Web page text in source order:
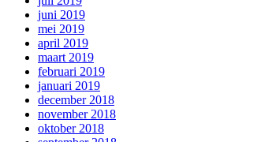
juni 2019
mei 2019
april 2019
maart 2019
februari 2019
januari 2019
december 2018
november 2018
oktober 2018